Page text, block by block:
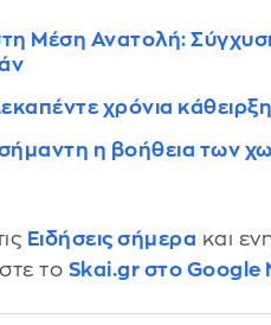
Μέση Ανατολή:
χρόνια
η βοήθεια των
Ειδήσεις σήμερα και
το Skai.gr στο Google